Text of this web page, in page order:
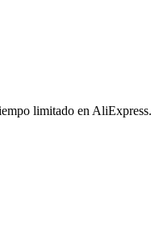
limitado en AliExpress.